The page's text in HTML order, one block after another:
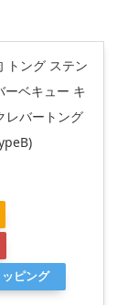
ング ステン
ーベキュー キ
レバートング
ピング